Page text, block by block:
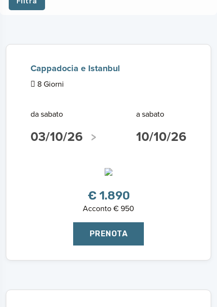
Cappadocia e Istanbul
8 Giorni
da sabato
03/10/26
a sabato
10/10/26
€ 1.890
Acconto € 950
PRENOTA